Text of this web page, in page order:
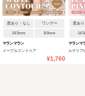
度あり・なし ワンデー
14.5mm 8.6mm
マランマラン
メープルコントゥア
¥1,760
度あ
マランマ
ルナリア